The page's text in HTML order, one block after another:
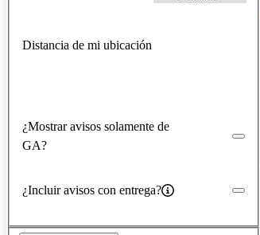
Distancia de mi ubicación
¿Mostrar avisos solamente de
GA?
¿Incluir avisos con entrega?